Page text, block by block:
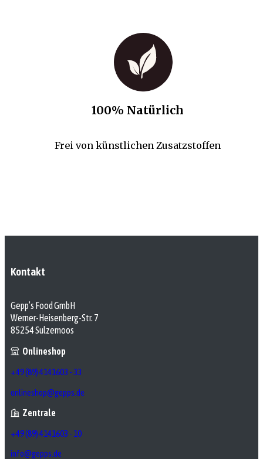
100% Natürlich
Frei von künstlichen Zusatzstoffen
Kontakt
Gepp’s Food GmbH
Werner-Heisenberg-Str. 7
85254 Sulzemoos
Onlineshop
+49 (89) 4141603 - 33
onlineshop@gepps.de
Zentrale
+49 (89) 4141603 - 10
info@gepps.de